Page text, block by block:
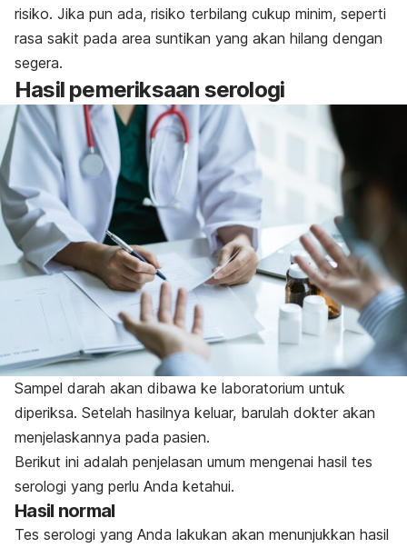
risiko. Jika pun ada, risiko terbilang cukup minim, seperti
rasa sakit pada area suntikan yang akan hilang dengan
segera.
Hasil pemeriksaan serologi
Sampel darah akan dibawa ke laboratorium untuk
diperiksa. Setelah hasilnya keluar, barulah dokter akan
menjelaskannya pada pasien.
Berikut ini adalah penjelasan umum mengenai hasil tes
serologi yang perlu Anda ketahui.
Hasil normal
Tes serologi yang Anda lakukan akan menunjukkan hasil